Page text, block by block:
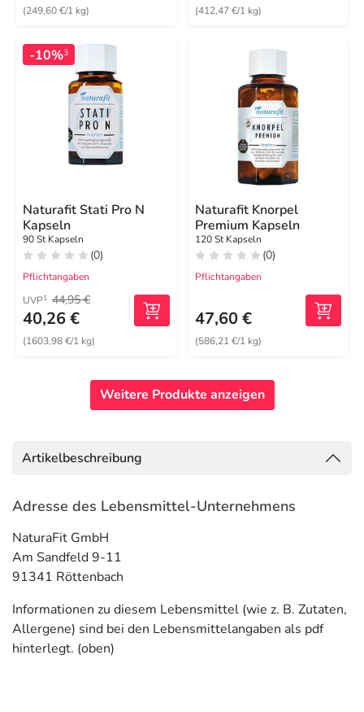
(249,60 €/1 kg) (412,47 €/1 kg)
-10%3
Naturafit Stati Pro N
Kapseln
90 St Kapseln
(0)
Pflichtangaben
UVP1 44,95 €
40,26 €
(1603,98 €/1 kg)
Naturafit Knorpel
Premium Kapseln
120 St Kapseln
(0)
Pflichtangaben
47,60 €
(586,21 €/1 kg)
Weitere Produkte anzeigen
Artikelbeschreibung
Adresse des Lebensmittel-Unternehmens
NaturaFit GmbH
Am Sandfeld 9-11
91341 Röttenbach
Informationen zu diesem Lebensmittel (wie z. B. Zutaten,
Allergene) sind bei den Lebensmittelangaben als pdf
hinterlegt. (oben)